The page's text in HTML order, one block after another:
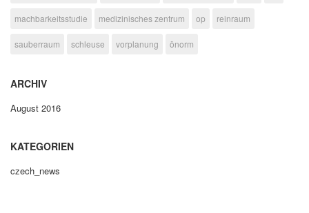
machbarkeitsstudie medizinisches zentrum op reinraum
sauberraum schleuse vorplanung önorm
ARCHIV
August 2016
KATEGORIEN
czech_news